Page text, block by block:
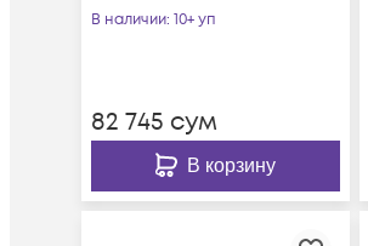
В наличии: 10+ уп
82 745 сум
В корзину